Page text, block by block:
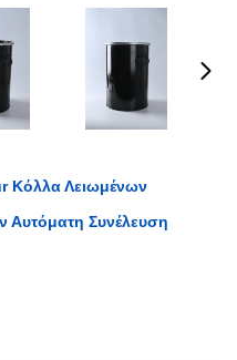
Κόλλα Λειωμένων
Αυτόματη Συνέλευση